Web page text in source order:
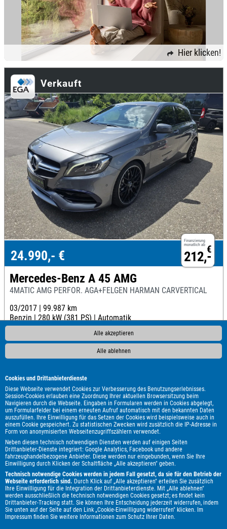
Alle akzeptieren
Alle ablehnen
Cookies und Drittanbieterdienste
Diese Webseite verwendet Cookies zur Verbesserung des Benutzungserlebnisses.
Session-Cookies erlauben eine Zuordnung Ihrer aktuellen Browsersitzung beim
Navigieren durch die Webseite. Eingaben in Formularen werden in Cookies abgelegt,
um Formularfelder bei einem erneuten Aufruf automatisch mit den bekannten Daten
auszufüllen. Ihre Einwilligung für das Setzen der Cookies wird beispielsweise auch in
einem Cookie gespeichert. Zu statistischen Zwecken wird zusätzlich die IP-Adresse in
Form von anonymisierten Webseitenzugriffszählern verwendet.
Neben diesen technisch notwendigen Diensten werden auf einigen Seiten
Drittanbieter-Dienste integriert: Google Analytics, Facebook und andere
fahrzeughandelbezogene Anbieter. Diese werden nur eingebunden, wenn Sie Ihre
Einwilligung durch Klicken der Schaltfläche „Alle akzeptieren" geben.
Technisch notwendige Cookies werden in jedem Fall gesetzt, da sie für den Betrieb der
Webseite erforderlich sind. Durch Klick auf „Alle akzeptieren" erteilen Sie zusätzlich
Ihre Einwilligung für die Integration der Drittanbieterdienste. Mit „Alle ablehnen"
werden ausschließlich die technisch notwendigen Cookies gesetzt; es findet kein
Drittanbieter-Tracking statt. Sie können Ihre Entscheidung jederzeit widerrufen, indem
Sie unten auf der Seite auf den Link „Cookie-Einwilligung widerrufen" klicken. Im
Impressum finden Sie weitere Informationen zum Schutz Ihrer Daten.
Hier klicken!
Verkauft
Finanzierung
monatlich ab €
212,-
24.990,- €
Mercedes-Benz A 45 AMG
4MATIC AMG PERFOR. AGA+FELGEN HARMAN CARVERTICAL
03/2017 | 99.987 km
Benzin |280 kW (381 PS) |Automatik
Farbe: Grau
Verkauft